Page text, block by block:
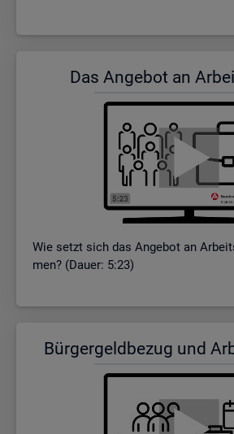
Das An­ge­bot an
Wie setzt sich das An­ge­bot an
men? (Dauer: 5:23)
Bür­ger­geld­be­zug und